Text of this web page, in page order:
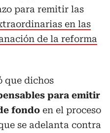
para remitir las
en las
de la reforma
que dichos
para emitir
fondo en el proceso
se adelanta contra